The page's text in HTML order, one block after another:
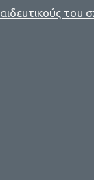
του